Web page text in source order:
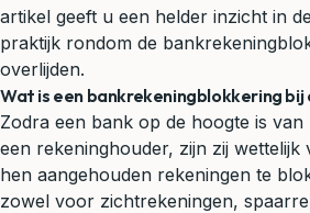
artikel geeft u een helder inzicht in
praktijk rondom de
overlijden.
Wat is een bankrekeningblokkering bij
Zodra een bank op de hoogte is
een rekeninghouder, zijn zij wettelijk
hen aangehouden rekeningen te
zowel voor zichtrekeningen,